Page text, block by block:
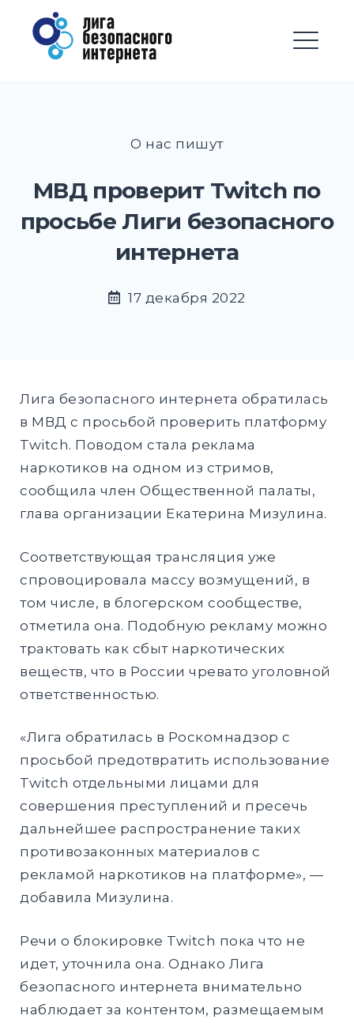
Перейти
содержимому
Лига безопасного
Интернета
EXPAND
EXPAND
Найти:
ПОИСК
О нас пишут
МВД проверит Twitch по
просьбе Лиги безопасного
интернета
17 декабря 2022
Лига безопасного интернета обратилась
в МВД с просьбой проверить платформу
Twitch. Поводом стала реклама
наркотиков на одном из стримов,
сообщила член Общественной палаты,
глава организации Екатерина Мизулина.
Соответствующая трансляция уже
спровоцировала массу возмущений, в
том числе, в блогерском сообществе,
отметила она. Подобную рекламу можно
трактовать как сбыт наркотических
веществ, что в России чревато уголовной
ответственностью.
«Лига обратилась в Роскомнадзор с
просьбой предотвратить использование
Twitch отдельными лицами для
совершения преступлений и пресечь
дальнейшее распространение таких
противозаконных материалов с
рекламой наркотиков на платформе», —
добавила Мизулина.
Речи о блокировке Twitch пока что не
идет, уточнила она. Однако Лига
безопасного интернета внимательно
наблюдает за контентом, размещаемым